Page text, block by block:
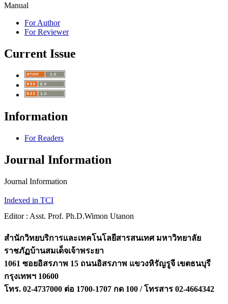
Manual
For Author
For Reviewer
Current Issue
Information
For Readers
Journal Information
Journal Information
Indexed in TCI
Editor : Asst. Prof. Ph.D.Wimon Utanon
สำนักวิทยบริการและเทคโนโลยีสารสนเทศ มหาวิทยาลัย
ราชภัฏบ้านสมเด็จเจ้าพระยา
1061 ซอยอิสรภาพ 15 ถนนอิสรภาพ แขวงหิรัญรูจี เขตธนบุรี
กรุงเทพฯ 10600
โทร. 02-4737000 ต่อ 1700-1707 กด 100 / โทรสาร 02-4664342